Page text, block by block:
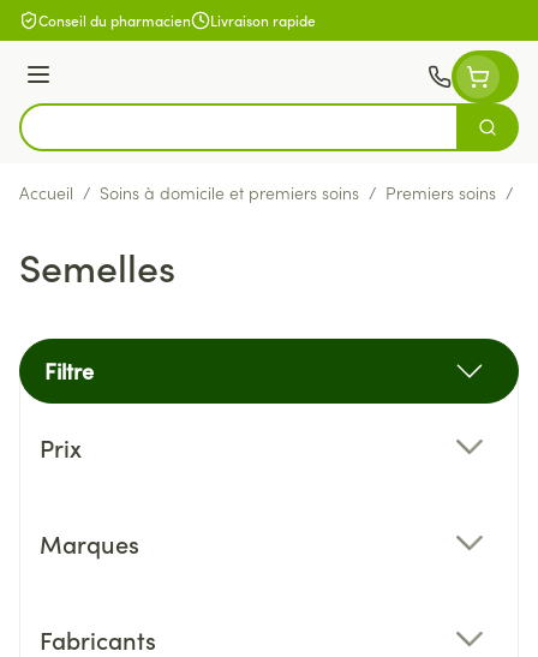
Aller au contenu
Conseil du pharmacien Livraison rapide
Menu
Rechercher
Accueil / Soins à domicile et premiers soins / Premiers soins /
Semelles
Filtre
Prix
Marques
Fabricants